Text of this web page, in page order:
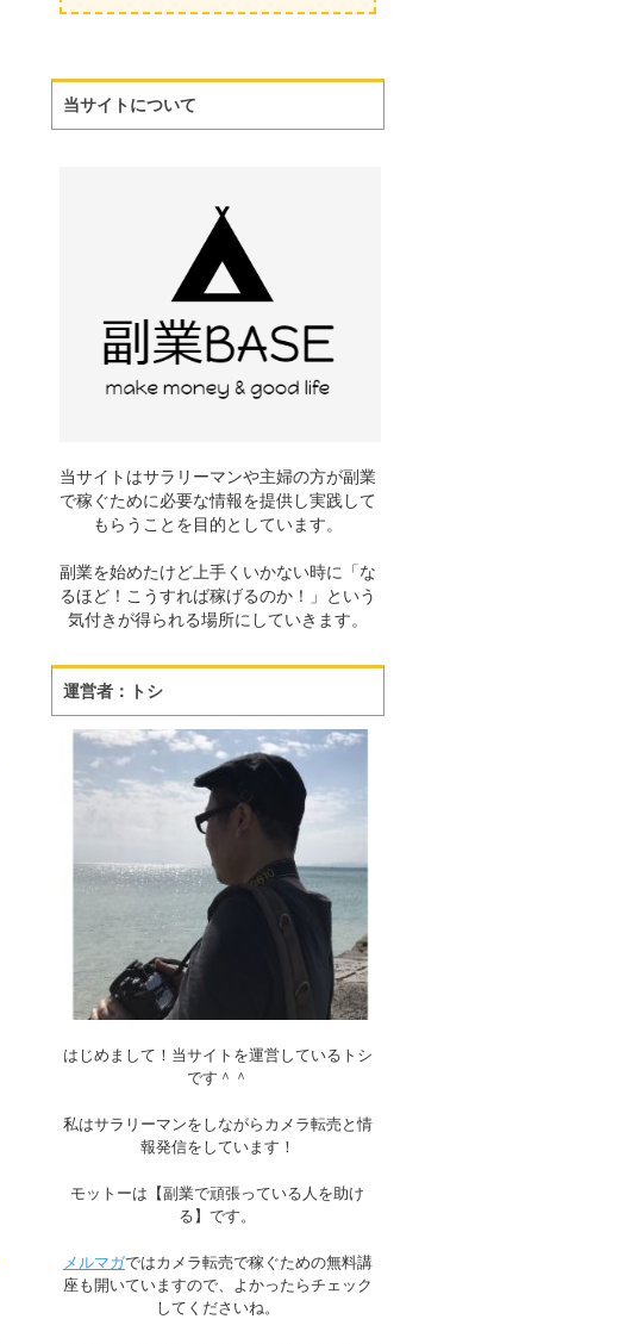
当サイトについて
当サイトはサラリーマンや主婦の方が副業
で稼ぐために必要な情報を提供し実践して
もらうことを目的としています。
副業を始めたけど上手くいかない時に「な
るほど！こうすれば稼げるのか！」という
気付きが得られる場所にしていきます。
運営者：トシ
はじめまして！当サイトを運営しているトシ
です＾＾
私はサラリーマンをしながらカメラ転売と情
報発信をしています！
モットーは【副業で頑張っている人を助け
る】です。
メルマガではカメラ転売で稼ぐための無料講
座も開いていますので、よかったらチェック
してくださいね。